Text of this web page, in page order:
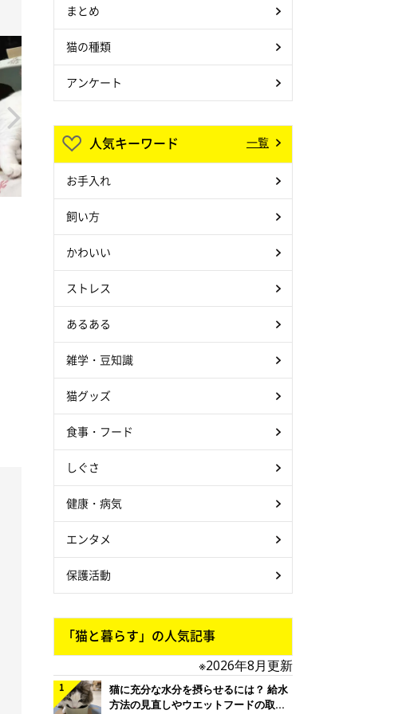
まとめ
猫の種類
アンケート
人気キーワード 一覧
お手入れ
飼い方
かわいい
ストレス
あるある
雑学・豆知識
猫グッズ
食事・フード
しぐさ
健康・病気
エンタメ
保護活動
「猫と暮らす」の人気記事
※2026年8月更新
猫に充分な水分を摂らせるには？ 給水
方法の見直しやウエットフードの取り